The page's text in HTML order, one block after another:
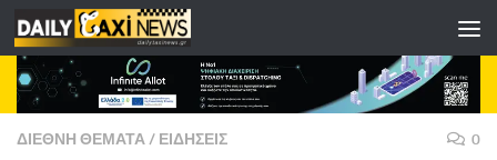
Skip to content
ΔΙΕΘΝΗ ΘΕΜΑΤΑ/ ΕΙΔΗΣΕΙΣ 0